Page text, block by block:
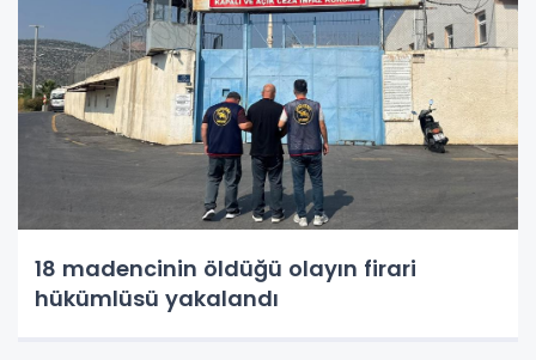
18 madencinin öldüğü olayın firari
hükümlüsü yakalandı